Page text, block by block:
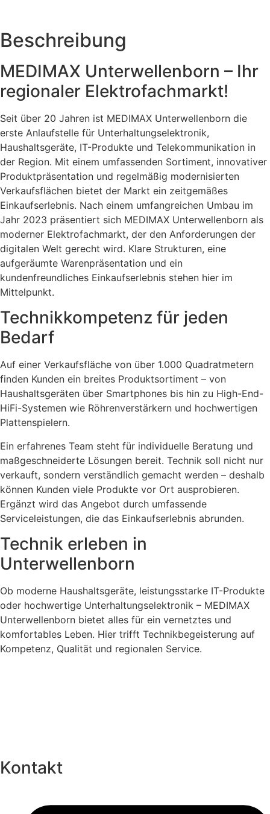
Beschreibung
MEDIMAX Unterwellenborn – Ihr
regionaler Elektrofachmarkt!
Seit über 20 Jahren ist MEDIMAX Unterwellenborn die
erste Anlaufstelle für Unterhaltungselektronik,
Haushaltsgeräte, IT-Produkte und Telekommunikation in
der Region. Mit einem umfassenden Sortiment, innovativer
Produktpräsentation und regelmäßig modernisierten
Verkaufsflächen bietet der Markt ein zeitgemäßes
Einkaufserlebnis. Nach einem umfangreichen Umbau im
Jahr 2023 präsentiert sich MEDIMAX Unterwellenborn als
moderner Elektrofachmarkt, der den Anforderungen der
digitalen Welt gerecht wird. Klare Strukturen, eine
aufgeräumte Warenpräsentation und ein
kundenfreundliches Einkaufserlebnis stehen hier im
Mittelpunkt.
Technikkompetenz für jeden
Bedarf
Auf einer Verkaufsfläche von über 1.000 Quadratmetern
finden Kunden ein breites Produktsortiment – von
Haushaltsgeräten über Smartphones bis hin zu High-End-
HiFi-Systemen wie Röhrenverstärkern und hochwertigen
Plattenspielern.
Ein erfahrenes Team steht für individuelle Beratung und
maßgeschneiderte Lösungen bereit. Technik soll nicht nur
verkauft, sondern verständlich gemacht werden – deshalb
können Kunden viele Produkte vor Ort ausprobieren.
Ergänzt wird das Angebot durch umfassende
Serviceleistungen, die das Einkaufserlebnis abrunden.
Technik erleben in
Unterwellenborn
Ob moderne Haushaltsgeräte, leistungsstarke IT-Produkte
oder hochwertige Unterhaltungselektronik – MEDIMAX
Unterwellenborn bietet alles für ein vernetztes und
komfortables Leben. Hier trifft Technikbegeisterung auf
Kompetenz, Qualität und regionalen Service.
Kontakt